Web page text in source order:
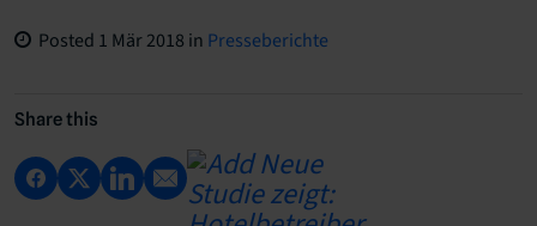
Posted 1 Mär 2018 in Presseberichte
Share this